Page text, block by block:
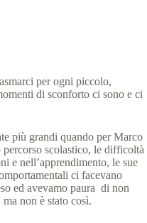
per ogni piccolo,
di sconforto ci sono e ci
più grandi quando per Marco
scolastico, le difficoltà
e nell’apprendimento, le sue
ci facevano
ed avevamo paura di non
non è stato così.